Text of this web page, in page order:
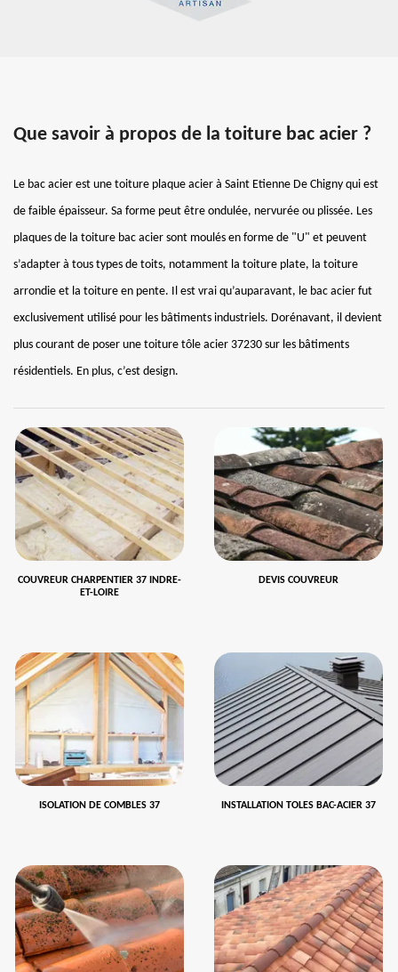
Que savoir à propos de la toiture bac acier ?
Le bac acier est une toiture plaque acier à Saint Etienne De Chigny qui est
de faible épaisseur. Sa forme peut être ondulée, nervurée ou plissée. Les
plaques de la toiture bac acier sont moulés en forme de "U" et peuvent
s’adapter à tous types de toits, notamment la toiture plate, la toiture
arrondie et la toiture en pente. Il est vrai qu’auparavant, le bac acier fut
exclusivement utilisé pour les bâtiments industriels. Dorénavant, il devient
plus courant de poser une toiture tôle acier 37230 sur les bâtiments
résidentiels. En plus, c’est design.
COUVREUR CHARPENTIER 37 INDRE-
ET-LOIRE
DEVIS COUVREUR
ISOLATION DE COMBLES 37 INSTALLATION TOLES BAC-ACIER 37